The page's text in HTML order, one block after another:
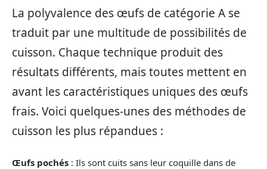
La polyvalence des œufs de catégorie A se
traduit par une multitude de possibilités de
cuisson. Chaque technique produit des
résultats différents, mais toutes mettent en
avant les caractéristiques uniques des œufs
frais. Voici quelques-unes des méthodes de
cuisson les plus répandues :
Œufs pochés : Ils sont cuits sans leur coquille dans de